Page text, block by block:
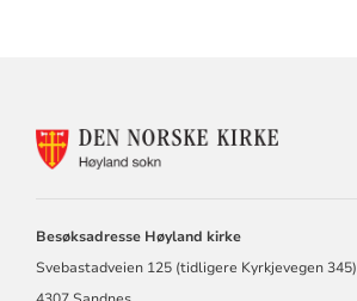
Besøksadresse Høyland kirke
Svebastadveien 125 (tidligere Kyrkjevegen 345)